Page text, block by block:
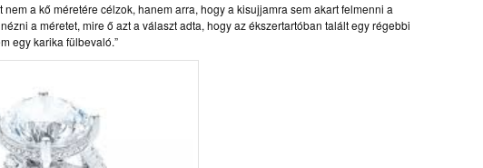
a kő méretére célzok, hanem arra, hogy a kisujjamra sem akart felmenni a
a méretet, mire ő azt a választ adta, hogy az ékszertartóban talált egy régebbi
egy karika fülbevaló.”